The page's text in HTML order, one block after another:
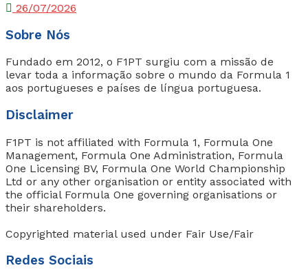
26/07/2026
Sobre Nós
Fundado em 2012, o F1PT surgiu com a missão de
levar toda a informação sobre o mundo da Formula 1
aos portugueses e países de língua portuguesa.
Disclaimer
F1PT is not affiliated with Formula 1, Formula One
Management, Formula One Administration, Formula
One Licensing BV, Formula One World Championship
Ltd or any other organisation or entity associated with
the official Formula One governing organisations or
their shareholders.
Copyrighted material used under Fair Use/Fair
Redes Sociais